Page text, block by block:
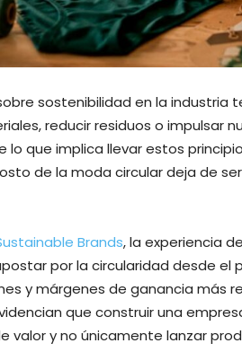
sostenibilidad en la
reducir residuos o impulsar
lo que implica llevar estos
de la moda circular deja de
Brands, la experiencia
por la circularidad desde el
y márgenes de ganancia más
que construir una
valor y no únicamente lanzar